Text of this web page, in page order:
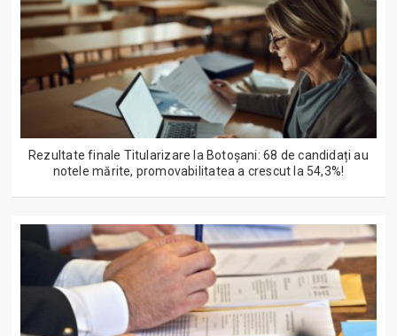
Rezultate finale Titularizare la Botoșani: 68 de candidați au
notele mărite, promovabilitatea a crescut la 54,3%!